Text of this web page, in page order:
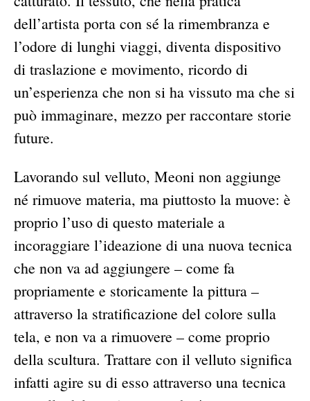
dell’artista porta con sé la rimembranza e
l’odore di lunghi viaggi, diventa dispositivo
di traslazione e movimento, ricordo di
un’esperienza che non si ha vissuto ma che si
può immaginare, mezzo per raccontare storie
future.
Lavorando sul velluto, Meoni non aggiunge
né rimuove materia, ma piuttosto la muove: è
proprio l’uso di questo materiale a
incoraggiare l’ideazione di una nuova tecnica
che non va ad aggiungere – come fa
propriamente e storicamente la pittura –
attraverso la stratificazione del colore sulla
tela, e non va a rimuovere – come proprio
della scultura. Trattare con il velluto significa
infatti agire su di esso attraverso una tecnica